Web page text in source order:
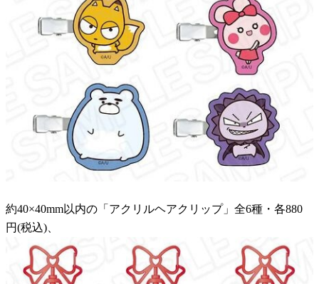
約40×40mm以内の「アクリルヘアクリップ」全6種・各880
円(税込)、